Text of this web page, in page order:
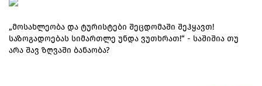
„მოსახლეობა და ტურისტები შეცდომაში შეჰყავთ!
საზოგადოებას სიმართლე უნდა ვუთხრათ!“ - საშიშია თუ
არა შავ ზღვაში ბანაობა?